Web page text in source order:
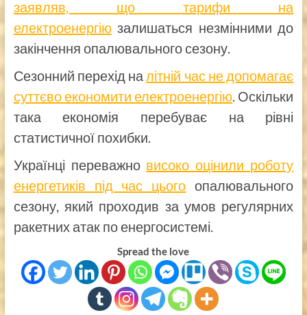
заявляв, що тарифи на
електроенергіюзалишаться незмінними до
закінчення опалювального сезону.
Сезонний перехід налітній час не допомагає
суттєво економити електроенергію. Оскільки
така економія перебуває на рівні
статистичної похибки.
Українці переважно високо оцінили роботу
енергетиків під час цього опалювального
сезону, який проходив за умов регулярних
ракетних атак по енергосистемі.
Spread the love